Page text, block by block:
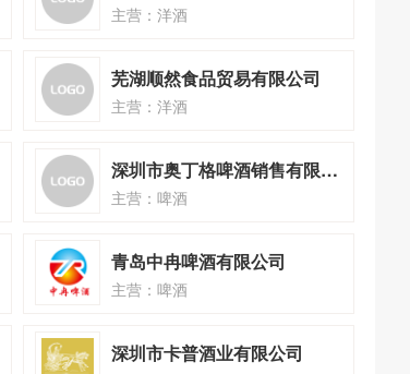
主营：洋酒
芜湖顺然食品贸易有限公司
主营：洋酒
深圳市奥丁格啤酒销售有限公司
主营：啤酒
青岛中冉啤酒有限公司
主营：啤酒
深圳市卡普酒业有限公司